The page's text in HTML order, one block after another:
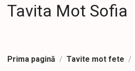
Tavita Mot Sofia
Prima pagină Tavite mot fete